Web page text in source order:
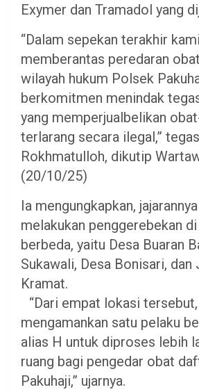
Exymer dan Tramadol yang
“Dalam sepekan terakhir
memberantas peredaran
wilayah hukum Polsek
berkomitmen menindak
yang memperjualbelikan
terlarang secara ilegal,”
Rokhmatulloh, dikutip
(20/10/25)
Ia mengungkapkan,
melakukan penggerebekan
berbeda, yaitu Desa Buaran
Sukawali, Desa Bonisari, dan
Kramat.
“Dari empat lokasi
mengamankan satu pelaku
alias H untuk diproses lebih
ruang bagi pengedar obat
Pakuhaji,” ujarnya.